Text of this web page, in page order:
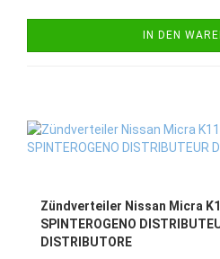
IN DEN
Zündverteiler Nissan Micra
SPINTEROGENO
DISTRIBUTORE